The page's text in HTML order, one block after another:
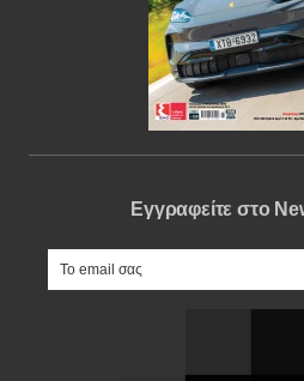
Εγγραφείτε στο
e-mail